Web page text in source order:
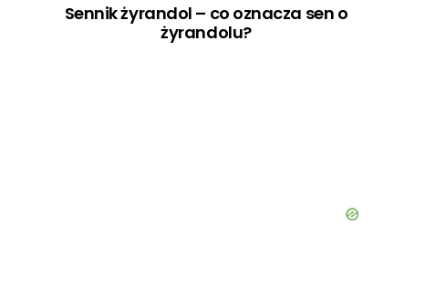
Sennik żyrandol – co oznacza sen o
żyrandolu?